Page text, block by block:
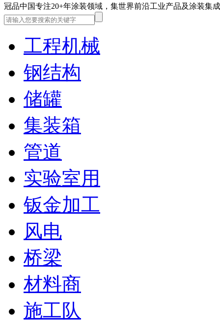
冠品中国专注20+年涂装领域，集世界前沿工业产品及涂装集
工程机械
钢结构
储罐
集装箱
管道
实验室用
钣金加工
风电
桥梁
材料商
施工队